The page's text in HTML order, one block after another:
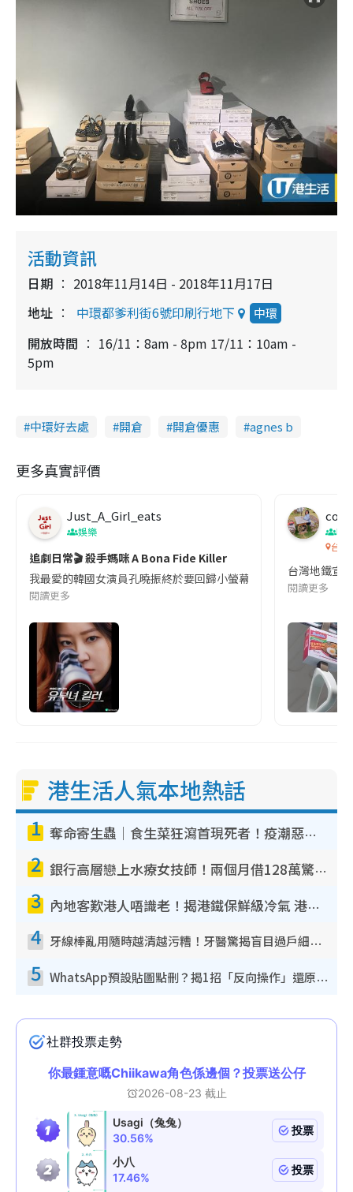
活動資訊
日期
2018年11月14日 - 2018年11月17日
地址
中環都爹利街6號印刷行地下 中環
開放時間
16/11：8am - 8pm 17/11：10am -
5pm
中環好去處 開倉 開倉優惠 agnes b
更多真實評價
Just_A_Girl_eats
娛樂
追劇日常🎬 殺手媽咪 A Bona Fide Killer
我最愛的韓國女演員孔曉振終於要回歸小螢幕啦!這次的劇本改編
閱讀更多
co
吹
台灣
台灣地鐵宣
閱讀更多
港生活人氣本地熱話
1 奪命寄生蟲｜食生菜狂瀉首現死者！疫潮惡化錄1.8萬宗病例 揭洗菜3大謬誤
2 銀行高層戀上水療女技師！兩個月借128萬驚覺「沉船」沉落火海 揭背後疑似邪教操控賣淫
3 內地客歎港人唔識老！揭港鐵保鮮級冷氣 港人求放過：咪投訴
4 牙線棒亂用隨時越清越污糟！牙醫驚揭盲目過戶細菌恐致蛀牙：呢種先係日常真保養
5 WhatsApp預設貼圖點刪？揭1招「反向操作」還原簡潔介面 附3步實測教學